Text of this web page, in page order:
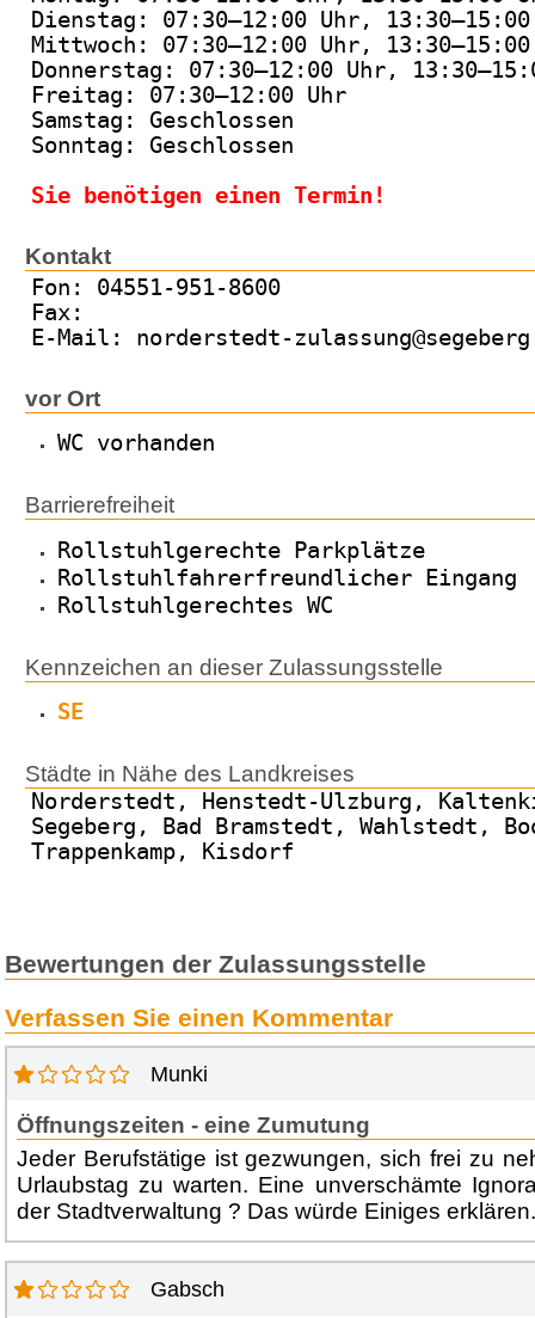
Dienstag: 07:30–12:00 Uhr,
Mittwoch: 07:30–12:00 Uhr,
Donnerstag: 07:30–12:00 Uhr,
Freitag: 07:30–12:00 Uhr
Samstag: Geschlossen
Sonntag: Geschlossen
Sie benötigen einen Termin!
Kontakt
Fon: 04551-951-8600
Fax:
E-Mail: norderstedt-
vor Ort
WC vorhanden
Barrierefreiheit
Rollstuhlgerechte Parkplätze
Rollstuhlfahrerfreundlicher Eingang
Rollstuhlgerechtes WC
Kennzeichen an dieser Zulassungsstelle
SE
Städte in Nähe des Landkreises
Norderstedt, Henstedt-Ulzburg,
Segeberg, Bad Bramstedt, Wahlstedt,
Trappenkamp, Kisdorf
Bewertungen der Zulassungsstelle
Verfassen Sie einen Kommentar
Munki
Öffnungszeiten - eine Zumutung
Jeder Berufstätige ist gezwungen, sich frei zu
Urlaubstag zu warten. Eine unverschämte
der Stadtverwaltung ? Das würde Einiges erklären.
Gabsch